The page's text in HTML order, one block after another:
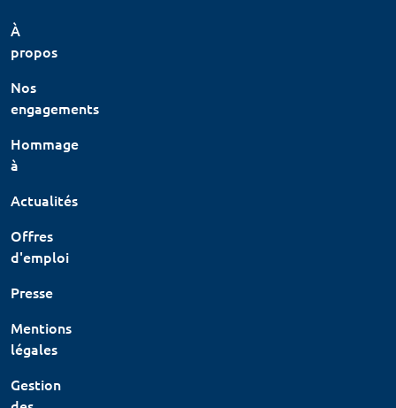
À
propos
Nos
engagements
Hommage
à
Actualités
Offres
d'emploi
Presse
Mentions
légales
Gestion